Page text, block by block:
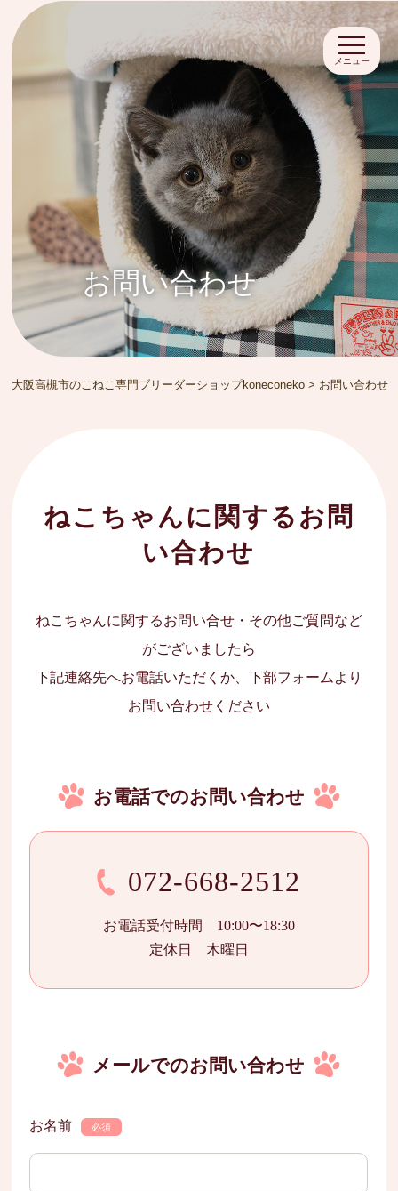
メニュー
お問い合わせ
大阪高槻市のこねこ専門ブリーダーショップkoneconeko > お問い合わせ
ねこちゃんに関するお問
い合わせ
ねこちゃんに関するお問い合せ・その他ご質問など
がございましたら
下記連絡先へお電話いただくか、下部フォームより
お問い合わせください
お電話でのお問い合わせ
072-668-2512
お電話受付時間 10:00〜18:30
定休日 木曜日
メールでのお問い合わせ
お名前 必須